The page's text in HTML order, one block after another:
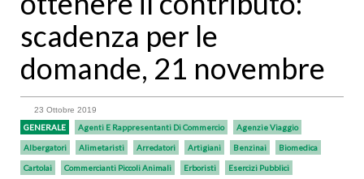
scadenza per le
domande, 21 novembre
23 Ottobre 2019
GENERALE Agenti E Rappresentanti Di Commercio Agenzie Viaggio
Albergatori Alimetaristi Arredatori Artigiani Benzinai Biomedica
Cartolai Commercianti Piccoli Animali Erboristi Esercizi Pubblici